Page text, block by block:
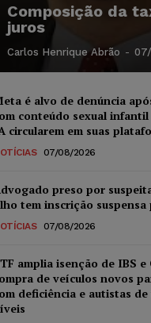
Composição da
juros
Carlos Henrique Abrão -
é alvo de denúncia
conteúdo sexual
circularem em suas
07/08/2026
preso por
tem inscrição suspensa
07/08/2026
amplia isenção de IBS e
de veículos novos
deficiência e autistas